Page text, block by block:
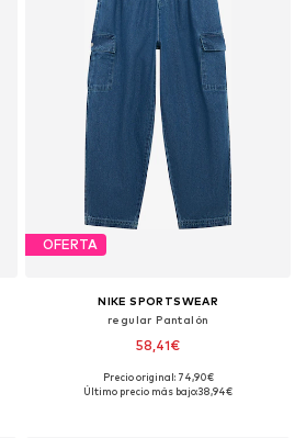
OFERTA
NIKE SPORTSWEAR
regular Pantalón
58,41€
Disponible en muchas tallas
Precio original: 74,90€
Último precio más bajo:38,94€